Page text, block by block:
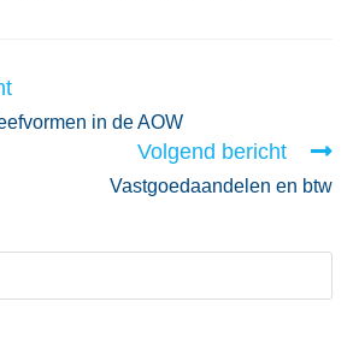
in de AOW
Volgend bericht
Vastgoedaandelen en btw